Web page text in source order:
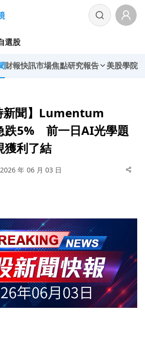
選股
財報快訊市場焦點研究報告 美股學院
新聞】Lumentum
跌5% 前一日AI光學題
獲利了結
2026 年 06 月 03 日